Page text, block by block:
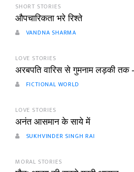
SHORT STORIES
औपचारिकता भरे रिश्ते
VANDNA SHARMA
LOVE STORIES
अरबपति वारिस से गुमनाम लड़की तक
FICTIONAL WORLD
LOVE STORIES
अनंत आसमान के साये में
SUKHVINDER SINGH RAI
MORAL STORIES